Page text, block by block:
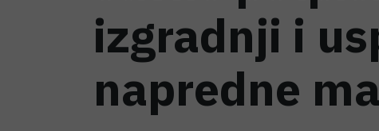
izgradnji i
napredne